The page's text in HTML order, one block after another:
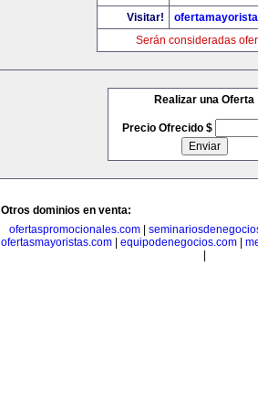
Visitar!
Serán consideradas
Realizar una Oferta
Precio Ofrecido $
Otros dominios en venta:
ofertaspromocionales.com
ofertasmayoristas.com
equipodenegocios.com